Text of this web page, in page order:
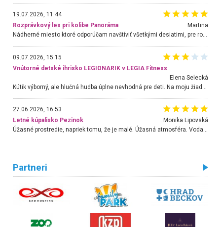
19.07.2026, 11:44
Rozprávkový les pri kolibe Panoráma
Martina
Nádherné miesto ktoré odporúčam navštíviť všetkými desiatimi, pre rodiny s deťmi, dôchodcom... Proste a jednoducho ozaj rozprávkový les.. určite ešte prídeme. Odniesli sme si na pamiatku krásne tričká,
09.07.2026, 15:15
Vnútorné detské ihrisko LEGIONARIK v LEGIA Fitness
Elena Selecká
27.06.2026, 16:53
Letné kúpalisko Pezinok
. Monika Lipovská
Úžasné prostredie, napriek tomu, že je malé. Úžasná atmosféra. Voda fantastická a nádherná. Ľudí je pomerne veľa, ale su mili a ohľaduplní. Je veľmi zaujímavé sledovať, ako dokážu spolu športovať cudzí ľudia a bez ohľadu na vek. Vládne tu pohoda. Vnuka neviem dostať z vody. Ďakujem za krásny deň . Urcite sa sem vrátim. Jediný problém je s parkovaním, ale aj ten sa mi podarilo vyriešiť. Monika Bratislava
Partneri